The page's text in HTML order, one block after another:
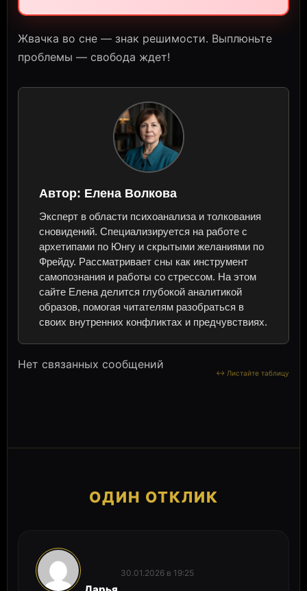
Жвачка во сне — знак решимости. Выплюньте
проблемы — свобода ждет!
Автор: Елена Волкова
Эксперт в области психоанализа и толкования
сновидений. Специализируется на работе с
архетипами по Юнгу и скрытыми желаниями по
Фрейду. Рассматривает сны как инструмент
самопознания и работы со стрессом. На этом
сайте Елена делится глубокой аналитикой
образов, помогая читателям разобраться в
своих внутренних конфликтах и предчувствиях.
Нет связанных сообщений
ОДИН ОТКЛИК
30.01.2026 в 19:25